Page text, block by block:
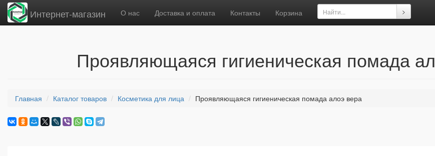
Интернет-магазин О нас Доставка и оплата Контакты Корзина
Проявляющаяся гигиеническая помада
Главная Каталог товаров Косметика для лица Проявляющаяся гигиеническая помада алоэ вера